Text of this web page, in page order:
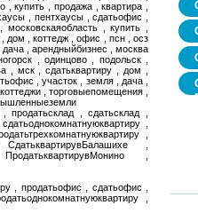
купить , продажа , квартира ,
, пентхаусы , сдатьофис ,
, купить ,
дом , коттедж , офис , псн , осз
, арендныйбизнес , москва
, одинцово , подольск ,
, мск , сдатьквартиру , дом ,
, участок , земля , дача ,
, торговыепомещения ,
продатьсклад , сдатьсклад ,
,
,
,
,
, продатьофис , сдатьофис ,
,